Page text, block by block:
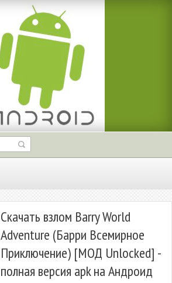
Скачать взлом Barry World
Adventure (Барри Всемирное
Приключение) [МОД Unlocked] -
полная версия apk на Андроид